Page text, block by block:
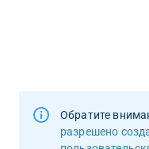
Обратите
разрешено